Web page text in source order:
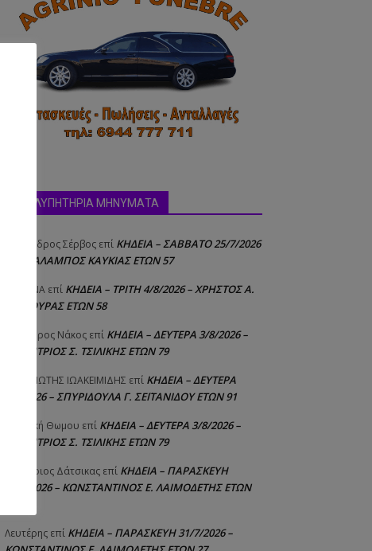
ΣΥΛΛΥΠΗΤΗΡΙΑ ΜΗΝΥΜΑΤΑ
Αλέξανδρος Σέρβος επί ΚΗΔΕΙΑ – ΣΑΒΒΑΤΟ 25/7/2026
– ΧΑΡΑΛΑΜΠΟΣ ΚΑΥΚΙΑΣ ΕΤΩΝ 57
ΧΡΙΣΤΙΝΑ επί ΚΗΔΕΙΑ – ΤΡΙΤΗ 4/8/2026 – ΧΡΗΣΤΟΣ Α.
ΠΑΛΙΟΥΡΑΣ ΕΤΩΝ 58
Θεόδωρος Νάκος επί ΚΗΔΕΙΑ – ΔΕΥΤΕΡΑ 3/8/2026 –
ΔΗΜΗΤΡΙΟΣ Σ. ΤΣΙΛΙΚΗΣ ΕΤΩΝ 79
ΠΑΝΑΓΙΩΤΗΣ IΩΑΚΕΙΜΙΔΗΣ επί ΚΗΔΕΙΑ – ΔΕΥΤΕΡΑ
3/8/2026 – ΣΠΥΡΙΔΟΥΛΑ Γ. ΣΕΪΤΑΝΙΔΟΥ ΕΤΩΝ 91
Αγγελική Θωμου επί ΚΗΔΕΙΑ – ΔΕΥΤΕΡΑ 3/8/2026 –
ΔΗΜΗΤΡΙΟΣ Σ. ΤΣΙΛΙΚΗΣ ΕΤΩΝ 79
Δημήτριος Δάτσικας επί ΚΗΔΕΙΑ – ΠΑΡΑΣΚΕΥΗ
31/7/2026 – ΚΩΝΣΤΑΝΤΙΝΟΣ Ε. ΛΑΙΜΟΔΕΤΗΣ ΕΤΩΝ
Λευτέρης επί ΚΗΔΕΙΑ – ΠΑΡΑΣΚΕΥΗ 31/7/2026 –